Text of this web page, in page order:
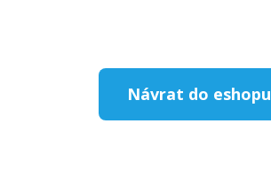
Návrat do eshopu